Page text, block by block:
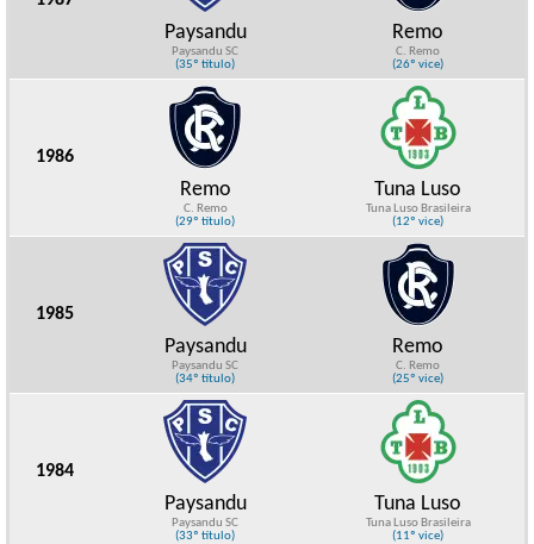
Paysandu
Paysandu SC
(35º título)
Remo
C. Remo
(26º vice)
1986
Remo
C. Remo
(29º título)
Tuna Luso
Tuna Luso Brasileira
(12º vice)
1985
Paysandu
Paysandu SC
(34º título)
Remo
C. Remo
(25º vice)
1984
Paysandu
Paysandu SC
(33º título)
Tuna Luso
Tuna Luso Brasileira
(11º vice)